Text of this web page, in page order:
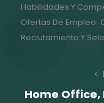
Habilidades Y
Ofertas De Empleo
Reclutamiento Y
Home Office,